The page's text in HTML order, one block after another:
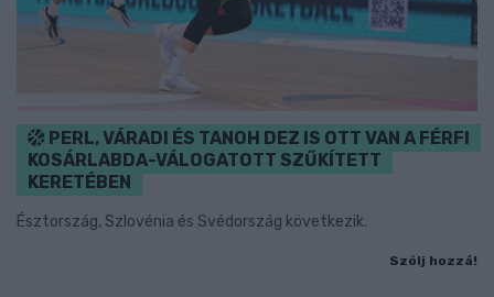
PERL, VÁRADI ÉS TANOH DEZ IS OTT VAN A FÉRFI
KOSÁRLABDA-VÁLOGATOTT SZŰKÍTETT
KERETÉBEN
Észtország, Szlovénia és Svédország következik.
Szólj hozzá!